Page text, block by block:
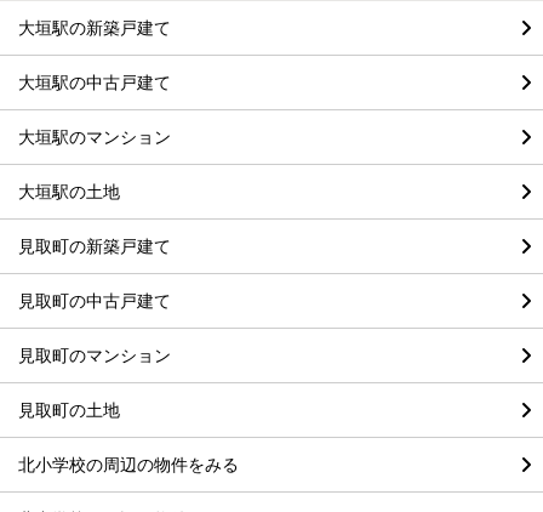
大垣駅の新築戸建て
大垣駅の中古戸建て
大垣駅のマンション
大垣駅の土地
見取町の新築戸建て
見取町の中古戸建て
見取町のマンション
見取町の土地
北小学校の周辺の物件をみる